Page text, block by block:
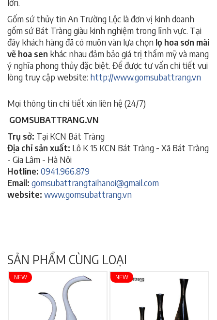
Gốm sứ thủy tin An Trường Lộc là đơn vị kinh doanh
gốm sứ Bát Tràng giàu kinh nghiệm trong lĩnh vực. Tại
đây khách hàng đã có muôn vàn lựa chọn lọ hoa sơn mài
vẽ hoa sen khác nhau đảm bảo giá trị thẩm mỹ và mang
ý nghĩa phong thủy đặc biệt. Để được tư vấn chi tiết vui
lòng truy cập website: http://www.gomsubattrang.vn
Mọi thông tin chi tiết xin liên hệ (24/7)
GOMSUBATTRANG.VN
Trụ sở: Tại KCN Bát Tràng
Địa chỉ sản xuất: Lô K 15 KCN Bát Tràng - Xã Bát Tràng
- Gia Lâm - Hà Nôi
Hotline: 0941.966.879
Email: gomsubattrangtaihanoi@gmail.com
website: www.gomsubattrang.vn
SẢN PHẨM CÙNG LOẠI
NEW NEW